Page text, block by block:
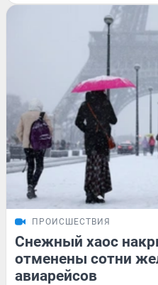
ПРОИСШЕСТВИЯ
Снежный хаос
отменены сотни
авиарейсов